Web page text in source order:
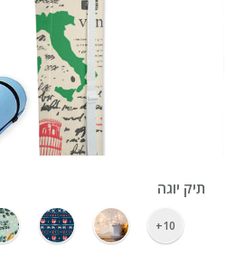
תיק יוגה
10+